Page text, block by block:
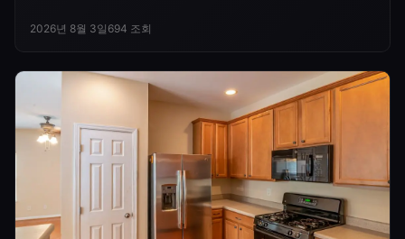
2026년 8월 3일 694 조회